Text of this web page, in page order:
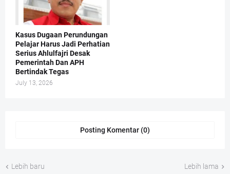
Kasus Dugaan Perundungan
Pelajar Harus Jadi Perhatian
Serius Ahlulfajri Desak
Pemerintah Dan APH
Bertindak Tegas
July 13, 2026
Posting Komentar (0)
Lebih baru Lebih lama